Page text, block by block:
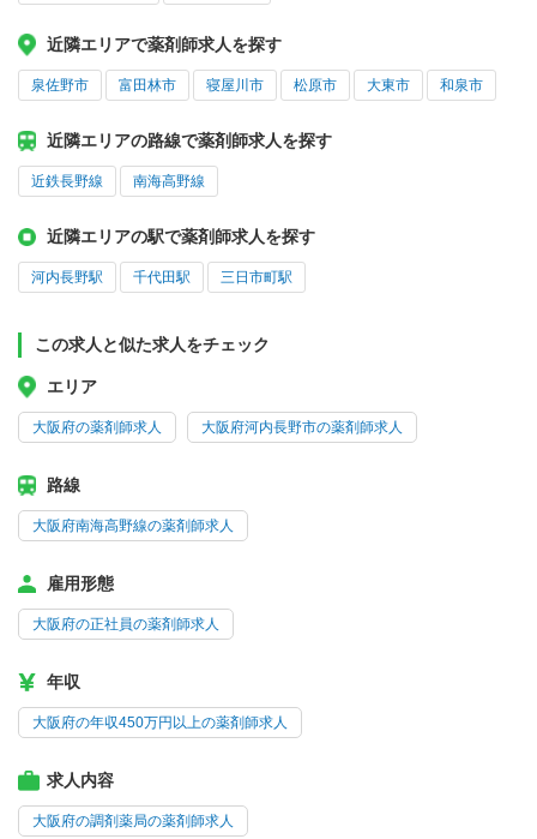
近隣エリアで薬剤師求人を探す
泉佐野市 富田林市 寝屋川市 松原市 大東市 和泉市
近隣エリアの路線で薬剤師求人を探す
近鉄長野線 南海高野線
近隣エリアの駅で薬剤師求人を探す
河内長野駅 千代田駅 三日市町駅
この求人と似た求人をチェック
エリア
大阪府の薬剤師求人 大阪府河内長野市の薬剤師求人
路線
大阪府南海高野線の薬剤師求人
雇用形態
大阪府の正社員の薬剤師求人
年収
大阪府の年収450万円以上の薬剤師求人
求人内容
大阪府の調剤薬局の薬剤師求人